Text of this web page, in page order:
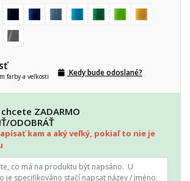
farby a veľkosti Kedy bude odoslané?
ZADARMO
ODOBRÁŤ
kam a aký veľký, pokiaľ to nie je